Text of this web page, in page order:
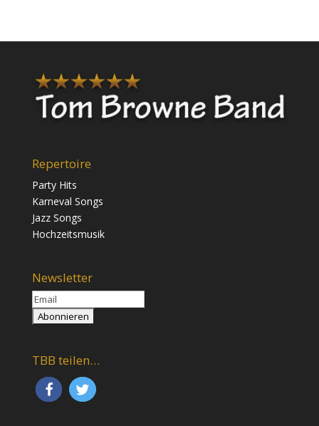
Repertoire
Party Hits
Karneval Songs
Jazz Songs
Hochzeitsmusik
Newsletter
TBB teilen…